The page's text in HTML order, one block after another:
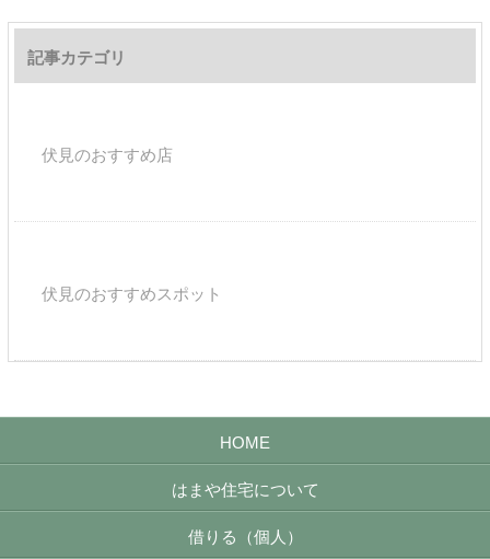
記事カテゴリ
伏見のおすすめ店
伏見のおすすめスポット
HOME
はまや住宅について
借りる（個人）